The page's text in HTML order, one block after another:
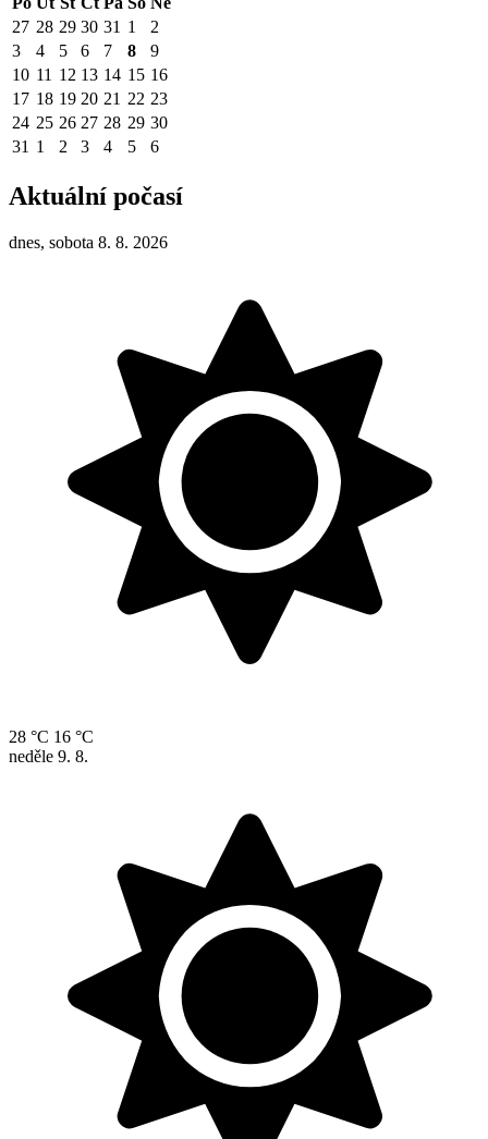
27 28 29 30 31 1
2
3
4 5 6 7 8
9
10 11 12 13 14 15 16
17 18 19 20 21 22 23
24 25 26 27 28 29 30
31 1 2 3 4 5 6
Aktuální počasí
dnes, sobota 8. 8. 2026
28 °C 16 °C
neděle 9. 8.